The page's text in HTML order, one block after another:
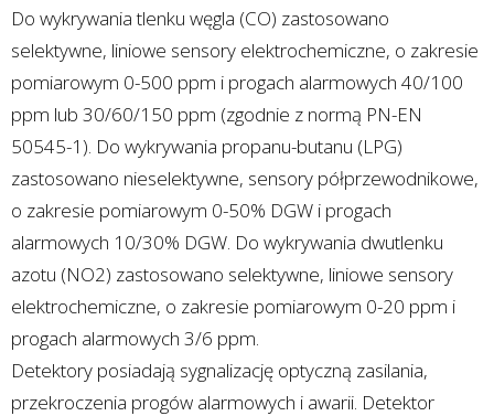
Do wykrywania tlenku węgla (CO) zastosowano
selektywne, liniowe sensory elektrochemiczne, o zakresie
pomiarowym 0-500 ppm i progach alarmowych 40/100
ppm lub 30/60/150 ppm (zgodnie z normą PN-EN
50545-1). Do wykrywania propanu-butanu (LPG)
zastosowano nieselektywne, sensory półprzewodnikowe,
o zakresie pomiarowym 0-50% DGW i progach
alarmowych 10/30% DGW. Do wykrywania dwutlenku
azotu (NO2) zastosowano selektywne, liniowe sensory
elektrochemiczne, o zakresie pomiarowym 0-20 ppm i
progach alarmowych 3/6 ppm.
Detektory posiadają sygnalizację optyczną zasilania,
przekroczenia progów alarmowych i awarii. Detektor